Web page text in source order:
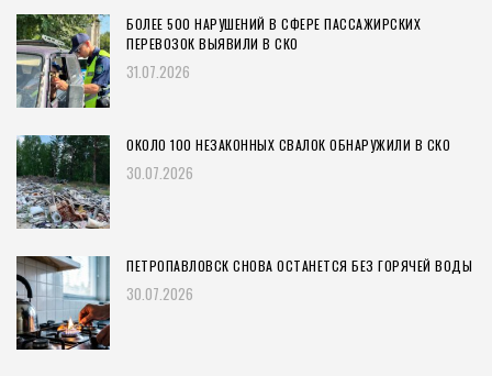
БОЛЕЕ 500 НАРУШЕНИЙ В СФЕРЕ ПАССАЖИРСКИХ
ПЕРЕВОЗОК ВЫЯВИЛИ В СКО
31.07.2026
ОКОЛО 100 НЕЗАКОННЫХ СВАЛОК ОБНАРУЖИЛИ В СКО
30.07.2026
ПЕТРОПАВЛОВСК СНОВА ОСТАНЕТСЯ БЕЗ ГОРЯЧЕЙ ВОДЫ
30.07.2026